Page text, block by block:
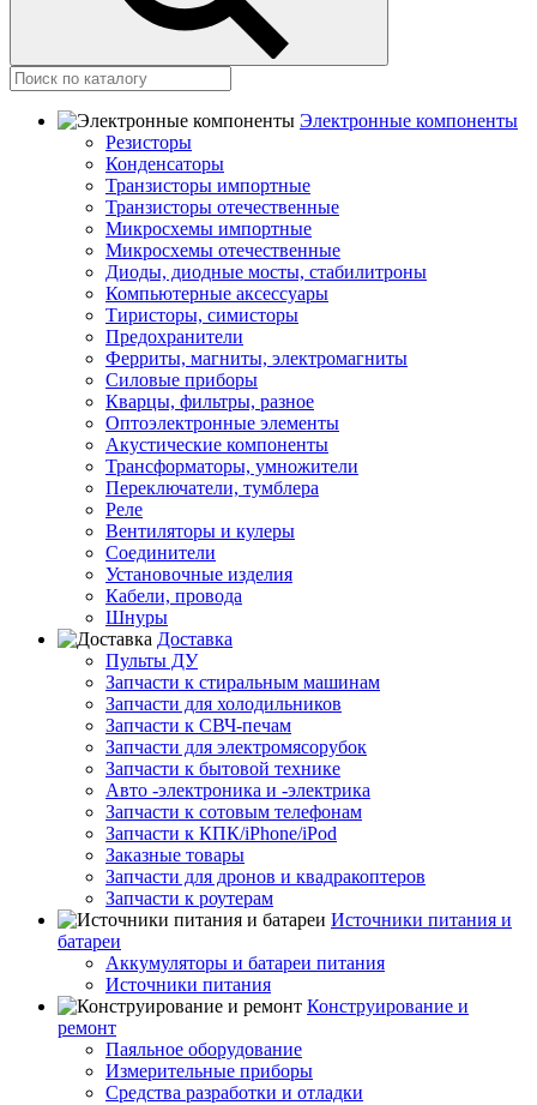
Электронные компоненты
Резисторы
Конденсаторы
Транзисторы импортные
Транзисторы отечественные
Микросхемы импортные
Микросхемы отечественные
Диоды, диодные мосты, стабилитроны
Компьютерные аксессуары
Тиристоры, симисторы
Предохранители
Ферриты, магниты, электромагниты
Силовые приборы
Кварцы, фильтры, разное
Оптоэлектронные элементы
Акустические компоненты
Трансформаторы, умножители
Переключатели, тумблера
Реле
Вентиляторы и кулеры
Соединители
Установочные изделия
Кабели, провода
Шнуры
Доставка
Пульты ДУ
Запчасти к стиральным машинам
Запчасти для холодильников
Запчасти к СВЧ-печам
Запчасти для электромясорубок
Запчасти к бытовой технике
Авто -электроника и -электрика
Запчасти к сотовым телефонам
Запчасти к КПК/iPhone/iPod
Заказные товары
Запчасти для дронов и квадракоптеров
Запчасти к роутерам
Источники питания и
батареи
Аккумуляторы и батареи питания
Источники питания
Конструирование и
ремонт
Паяльное оборудование
Измерительные приборы
Средства разработки и отладки